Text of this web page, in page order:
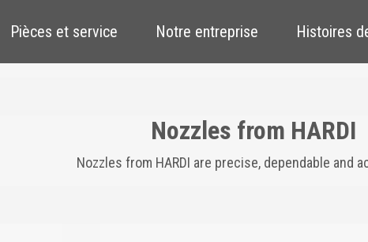
Pièces et service Notre entreprise Histoires
Nozzles from HARDI
Nozzles from HARDI are precise, dependable and